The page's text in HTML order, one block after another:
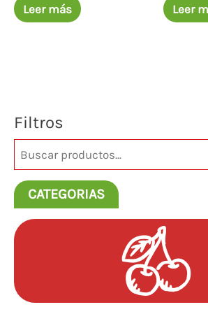
Filtros
CATEGORIAS
Leer más Leer